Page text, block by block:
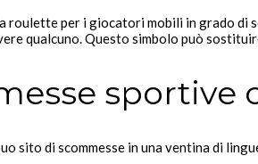
roulette per i giocatori mobili in grado
qualcuno. Questo simbolo può
sportive
sito di scommesse in una ventina di